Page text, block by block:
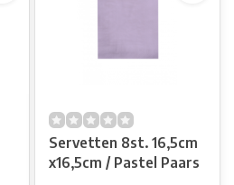
Servetten 8st. 16,5cm
x16,5cm / Pastel Paars